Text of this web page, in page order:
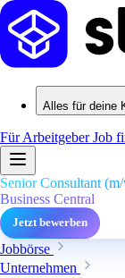
Alles für deine
Für ArbeitgeberJob
Senior Consultant
Business Central
Jetzt bewerben
Jobbörse
Unternehmen